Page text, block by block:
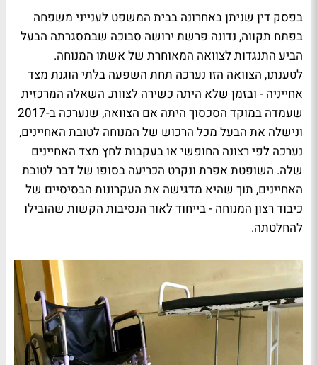
בפסק דין שניתן באחרונה בבית המשפט לענייני משפחה
בפתח תקווה, נדונה פרשת ירושה סבוכה שבמסגרתה הבעל
הביע התנגדות לצוואה המאוחרת של אשתו המנוחה.
לטענתו, הצוואה הזו נערכה תחת השפעה בלתי הוגנת מצד
אחייניה - ובזמן שלא היתה כשירה לצוות. השאלה המרכזית
שעמדה במוקד הסכסוך היתה אם הצוואה, שנערכה ב-2017
ונישלה את הבעל מכל הרכוש של המנוחה לטובת האחיינים,
נערכה לפי רצונה החופשי או בעקבות לחץ מצד האחיינים
שלה. השופטת אפרת ונקרט הכריעה בסופו של דבר לטובת
האחיינים, תוך שהיא מדגישה את העקרונות הבסיסיים של
כיבוד רצון המנוחה - בייחוד לאור הנסיבות הקשות שהובילו
להחלטתה.